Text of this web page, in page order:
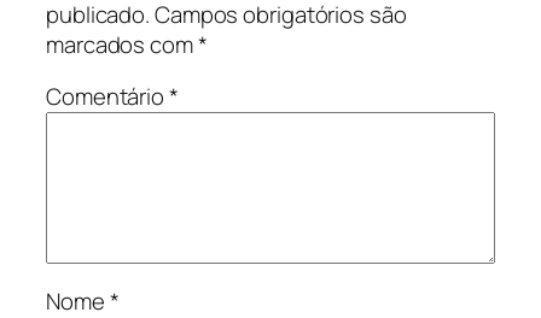
publicado.Campos obrigatórios são
marcados com*
Comentário*
Nome*